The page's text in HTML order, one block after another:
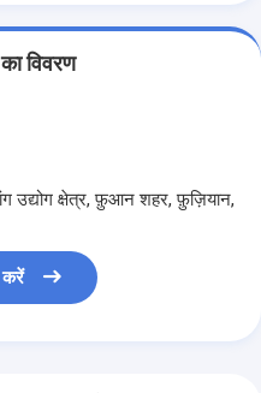
विवरण
उद्योग क्षेत्र, फ़ुआन शहर, फ़ुज़ियान,
करें